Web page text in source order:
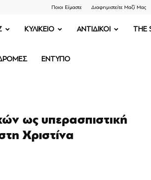
Ποιοι Είμαστε Διαφημιστείτε Μαζί Μας
ΚΥΛΙΚΕΙΟ ΑΝΤΙΔΙΚΟΙ THE
ΕΝΤΥΠΟ
ως υπερασπιστική
Χριστίνα